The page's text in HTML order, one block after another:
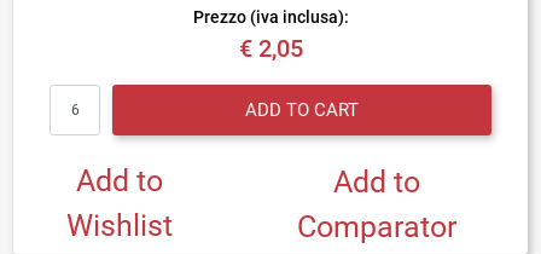
Prezzo (iva inclusa):
€ 2,05
ADD TO CART
Add to
Wishlist
Add to
Comparator